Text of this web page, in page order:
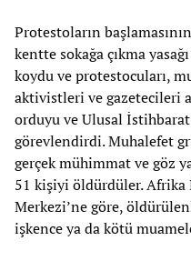
Protestoların
kentte sokağa çıkma
koydu ve protestocuları,
aktivistleri ve gazetecileri
orduyu ve Ulusal
görevlendirdi. Muhalefet
gerçek mühimmat ve göz
51 kişiyi öldürdüler. Afrika
Merkezi’ne göre,
işkence ya da kötü